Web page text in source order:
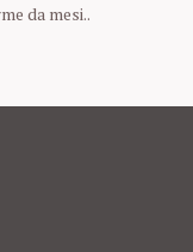
da mesi..